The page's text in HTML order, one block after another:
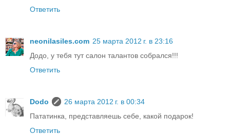
Ответить
neonilasiles.com 25 марта 2012 г. в 23:16
Додо, у тебя тут салон талантов собрался!!!
Ответить
Dodo
26 марта 2012 г. в 00:34
Пататинка, представляешь себе, какой подарок!
Ответить